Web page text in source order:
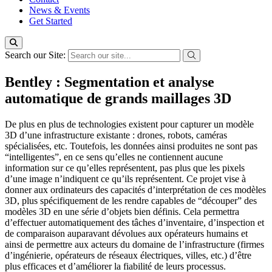
News & Events
Get Started
Search our Site:
Bentley : Segmentation et analyse
automatique de grands maillages 3D
De plus en plus de technologies existent pour capturer un modèle
3D d’une infrastructure existante : drones, robots, caméras
spécialisées, etc. Toutefois, les données ainsi produites ne sont pas
“intelligentes”, en ce sens qu’elles ne contiennent aucune
information sur ce qu’elles représentent, pas plus que les pixels
d’une image n’indiquent ce qu’ils représentent. Ce projet vise à
donner aux ordinateurs des capacités d’interprétation de ces modèles
3D, plus spécifiquement de les rendre capables de “découper” des
modèles 3D en une série d’objets bien définis. Cela permettra
d’effectuer automatiquement des tâches d’inventaire, d’inspection et
de comparaison auparavant dévolues aux opérateurs humains et
ainsi de permettre aux acteurs du domaine de l’infrastructure (firmes
d’ingénierie, opérateurs de réseaux électriques, villes, etc.) d’être
plus efficaces et d’améliorer la fiabilité de leurs processus.